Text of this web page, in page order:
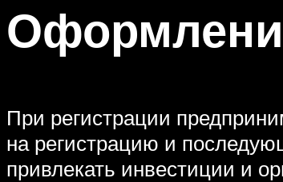
При регистрации
на регистрацию и
привлекать инвестиции и